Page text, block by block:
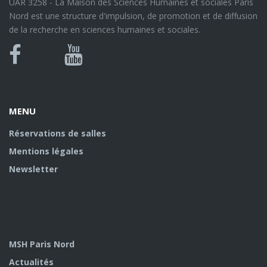
UAR 3258 - La Maison des Sciences Humaines et sociales Paris
Nord est une structure d'impulsion, de promotion et de diffusion
de la recherche en sciences humaines et sociales.
Bluesky
Canal
MENU
Réservations de salles
Mentions légales
Newsletter
MSH Paris Nord
Actualités